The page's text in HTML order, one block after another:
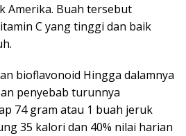
Amerika. Buah tersebut
C yang tinggi dan baik
bioflavonoid Hingga dalamnya
penyebab turunnya
74 gram atau 1 buah jeruk
35 kalori dan 40% nilai harian